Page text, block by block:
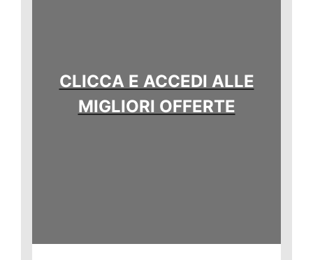
CLICCA E ACCEDI ALLE
MIGLIORI OFFERTE